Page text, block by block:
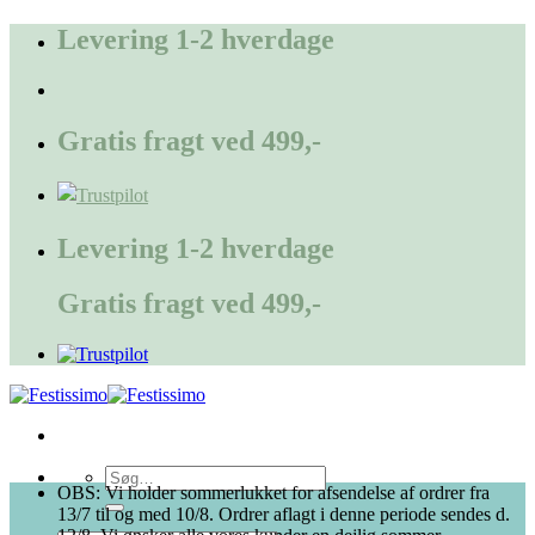
FortsætLevering 1-2 hverdage
Gratis fragt ved 499,-
Levering 1-2 hverdage
Gratis fragt ved 499,-
Søg
efter:
OBS: Vi holder sommerlukket for afsendelse af ordrer fra
13/7 til og med 10/8. Ordrer aflagt i denne periode sendes d.